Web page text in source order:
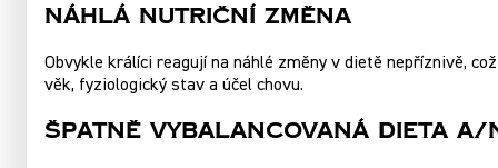
Náhlá Nutriční Změna
Obvykle králíci reagují na náhlé změny v dietě nepříznivě,
věk, fyziologický stav a účel chovu.
Špatně Vybalancovaná Dieta A/